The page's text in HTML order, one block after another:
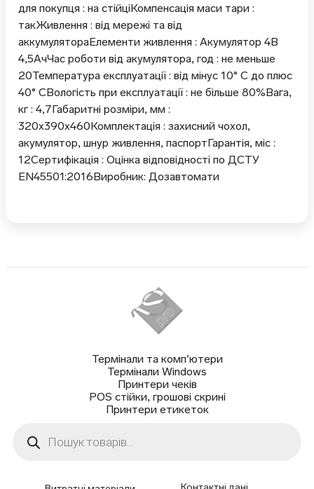
для покупця : на стійціКомпенсація маси тари :
такЖивлення : від мережі та від
аккумулятораЕлементи живлення : Акумулятор 4В
4,5АчЧас роботи від акумулятора, год : не меньше
20Температура експлуатації : від мінус 10° С до плюс
40° СВологість при експлуатації : не більше 80%Вага,
кг : 4,7Габаритні розміри, мм :
320х390х460Комплектація : захисний чохол,
акумулятор, шнур живлення, паспортГарантія, міс :
12Сертифікація : Оцінка відповідності по ДСТУ
EN45501:2016Виробник: Дозавтомати
Термінали та комп’ютери
Термінали Windows
Принтери чеків
POS стійки, грошові скрині
Принтери етикеток
товарів